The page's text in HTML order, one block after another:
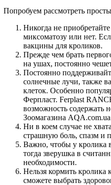
Попробуем рассмотреть
Никогда не
миксоматозу или нет.
вакцины для кроликов.
Прежде чем брать
на ушах, постоянно
Постоянно
солнечные лучи, также
клеток. Особенно
Ферпласт. Ferplast
возможность содержать
Зоомагазина AQA.com.ua
Ни в коем случае не
страшную боль, спазм и
Важно, чтобы у кролика
тогда зверушка в
необходимости.
Нельзя кормить кролика
сможете выбрать